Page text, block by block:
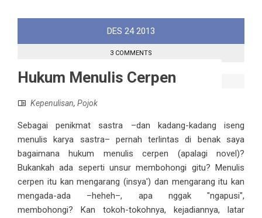
DES 24 2013
3 COMMENTS
Hukum Menulis Cerpen
Kepenulisan, Pojok
Sebagai penikmat sastra –dan kadang-kadang iseng
menulis karya sastra– pernah terlintas di benak saya
bagaimana hukum menulis cerpen (apalagi novel)?
Bukankah ada seperti unsur membohongi gitu? Menulis
cerpen itu kan mengarang (insya') dan mengarang itu kan
mengada-ada –heheh–, apa nggak "ngapusi",
membohongi? Kan tokoh-tokohnya, kejadiannya, latar